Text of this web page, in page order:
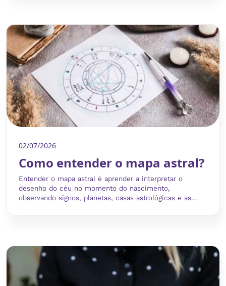
02/07/2026
Como entender o mapa astral?
Entender o mapa astral é aprender a interpretar o
desenho do céu no momento do nascimento,
observando signos, planetas, casas astrológicas e as...